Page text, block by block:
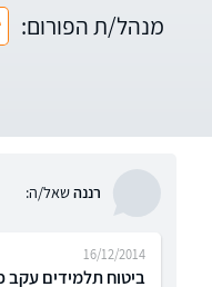
מנהל/ת הפורום:
רננהשאל/ה:
ביטוח תלמידים עקב
16/12/2014